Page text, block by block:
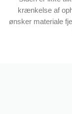
krænkelse af
ønsker materiale